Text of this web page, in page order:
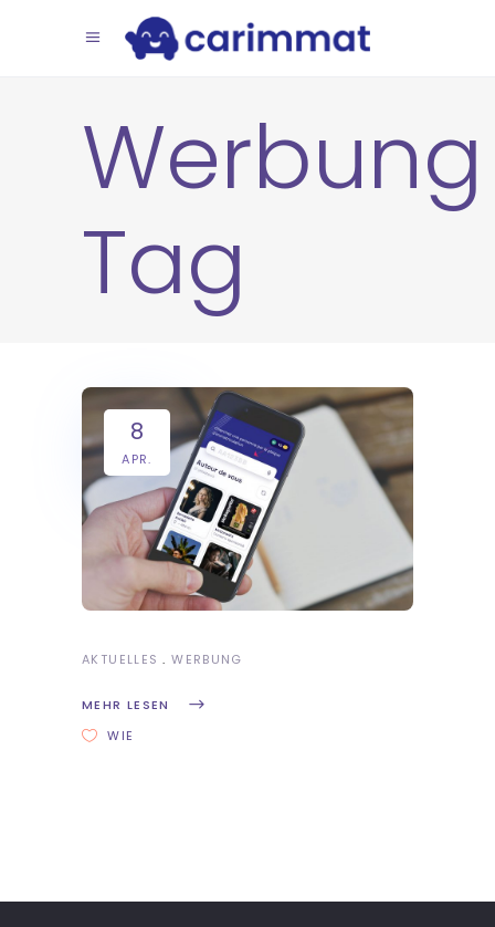
Werbung
Tag
8
APR.
AKTUELLES WERBUNG
MEHR LESEN
WIE